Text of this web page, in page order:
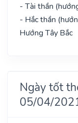
- Tài thần
- Hắc thần
Hướng Tây Bắc
Ngày tốt
05/04/